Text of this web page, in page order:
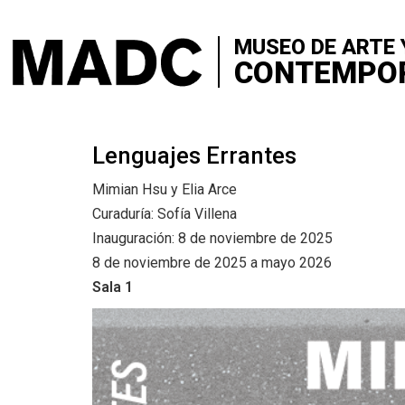
main
content
MUSEO DE ARTE
+ SOBRE
+
+
+
+
Lenguajes Errantes
Mimian Hsu y Elia Arce
Curaduría: Sofía Villena
Inauguración: 8 de noviembre de 2025
8 de noviembre de 2025 a mayo 2026
Sala 1